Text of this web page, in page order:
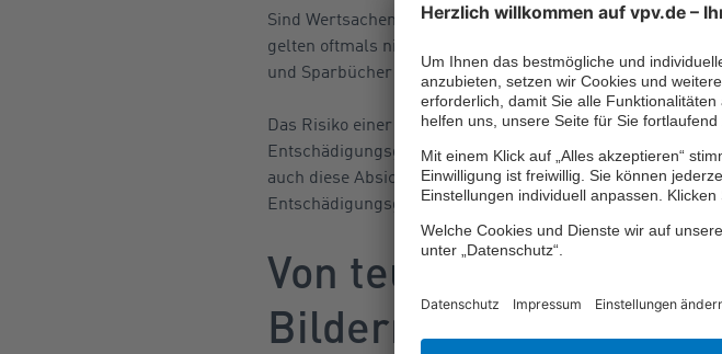
Sind Wertsachen zum Zeitpunkt des Schadens außerhalb
gelten oftmals niedrigere Entschädigungsgrenzen, wie
und Sparbücher sowie 10.000 Euro für Schmuck.
Das Risiko einer geltenden Entschädigungsgrenze:
Entschädigungsgrenze, kann der Schaden höher sein
auch diese Absicherungslücke vermeiden. So kann man
Entschädigungsgrenzen gegen einen Aufpreis
Von teurem Schmuck
Bildern